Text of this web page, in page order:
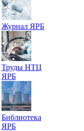
Журнал ЯРБ
Труды НТЦ
ЯРБ
Библиотека
ЯРБ